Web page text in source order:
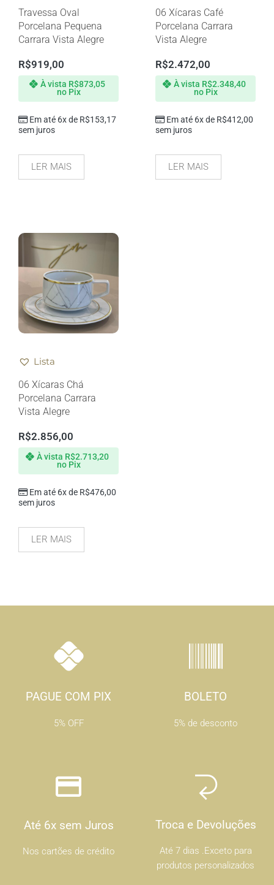
Travessa Oval
Porcelana Pequena
Carrara Vista Alegre
R$919,00
Em até 6x de R$153,17
sem juros
À vista R$873,05
no Pix
LER MAIS
06 Xícaras Café
Porcelana Carrara
Vista Alegre
R$2.472,00
Em até 6x de R$412,00
sem juros
À vista R$2.348,40
no Pix
LER MAIS
Lista
06 Xícaras Chá
Porcelana Carrara
Vista Alegre
R$2.856,00
Em até 6x de R$476,00
sem juros
À vista R$2.713,20
no Pix
LER MAIS
PAGUE COM PIX
5% OFF
BOLETO
5% de desconto
Até 6x sem Juros
Nos cartões de crédito
Troca e Devoluções
Até 7 dias .Exceto para
produtos personalizados